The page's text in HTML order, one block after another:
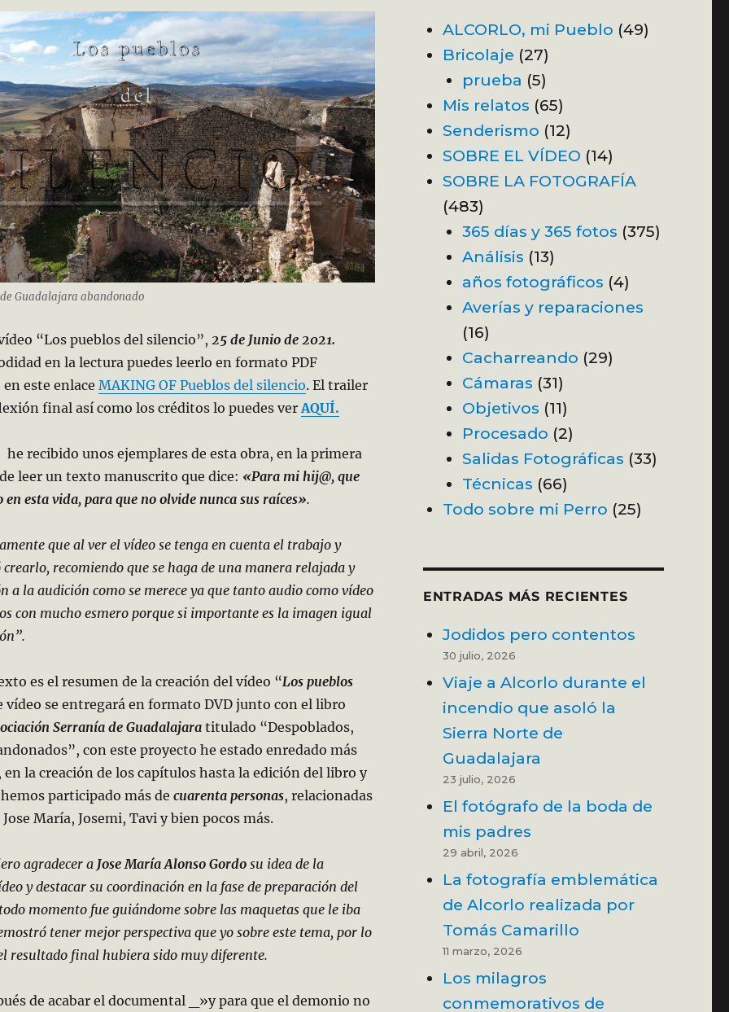
Guadalajara abandonado
“Los pueblos del silencio”, 25 de Junio de 2021.
en la lectura puedes leerlo en formato PDF
este enlace MAKING OF Pueblos del silencio. El trailer
final así como los créditos lo puedes ver AQUÍ.
he recibido unos ejemplares de esta obra, en la primera
leer un texto manuscrito que dice: «Para mi hij@, que
esta vida, para que no olvide nunca sus raíces».
que al ver el vídeo se tenga en cuenta el trabajo y
recomiendo que se haga de una manera relajada y
a la audición como se merece ya que tanto audio como vídeo
con mucho esmero porque si importante es la imagen igual
es el resumen de la creación del vídeo “Los pueblos
vídeo se entregará en formato DVD junto con el libro
Serranía de Guadalajaratitulado “Despoblados,
con este proyecto he estado enredado más
en la creación de los capítulos hasta la edición del libro y
participado más de cuarenta personas, relacionadas
María, Josemi, Tavi y bien pocos más.
agradecer a Jose María Alonso Gordosu idea de la
y destacar su coordinación en la fase de preparación del
momento fue guiándome sobre las maquetas que le iba
tener mejor perspectiva que yo sobre este tema, por lo
resultado final hubiera sido muy diferente.
de acabar el documental _»y para que el demonio no
ALCORLO, mi Pueblo (49)
Bricolaje (27)
prueba (5)
Mis relatos (65)
Senderismo (12)
SOBRE EL VÍDEO (14)
SOBRE LA FOTOGRAFÍA
(483)
365 días y 365 fotos (375)
Análisis (13)
años fotográficos (4)
Averías y reparaciones
(16)
Cacharreando (29)
Cámaras (31)
Objetivos (11)
Procesado (2)
Salidas Fotográficas (33)
Técnicas (66)
Todo sobre mi Perro (25)
ENTRADAS MÁS RECIENTES
Jodidos pero contentos
30 julio, 2026
Viaje a Alcorlo durante el
incendio que asoló la
Sierra Norte de
Guadalajara
23 julio, 2026
El fotógrafo de la boda de
mis padres
29 abril, 2026
La fotografía emblemática
de Alcorlo realizada por
Tomás Camarillo
11 marzo, 2026
Los milagros
conmemorativos de